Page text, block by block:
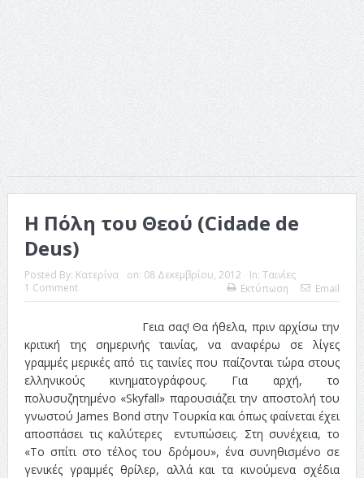
Η Πόλη του Θεού (Cidade de
Deus)
Posted By: Κατερίνα on: 08 Δεκεμβρίου, 2012 In: Ταινίες
1 Comment
Εκτύπωση Email
Γεια σας! Θα ήθελα, πριν αρχίσω την
κριτική της σημερινής ταινίας, να αναφέρω σε λίγες
γραμμές μερικές από τις ταινίες που παίζονται τώρα στους
ελληνικούς κινηματογράφους. Για αρχή, το
πολυσυζητημένο «Skyfall» παρουσιάζει την αποστολή του
γνωστού James Bond στην Τουρκία και όπως φαίνεται έχει
αποσπάσει τις καλύτερες εντυπώσεις. Στη συνέχεια, το
«Το σπίτι στο τέλος του δρόμου», ένα συνηθισμένο σε
γενικές γραμμές θρίλερ, αλλά και τα κινούμενα σχέδια